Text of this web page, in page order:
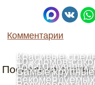
Комментарии
Последние статьи
Красивые
Шотландии:
10 «домов-
Топ-10 лучших
Самые